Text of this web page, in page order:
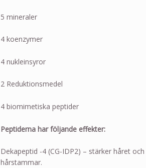
5 mineraler
4 koenzymer
4 nukleinsyror
2 Reduktionsmedel
4 biomimetiska peptider
Peptiderna har följande effekter:
Dekapeptid -4 (CG-IDP2) – stärker håret
hårstammar.